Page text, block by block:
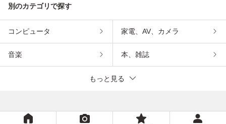
別のカテゴリで探す
コンピュータ 家電、AV、カメラ
音楽 本、雑誌
もっと見る